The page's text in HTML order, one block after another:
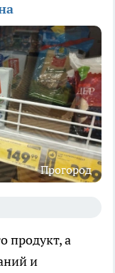
Прогород
продукт, а
и